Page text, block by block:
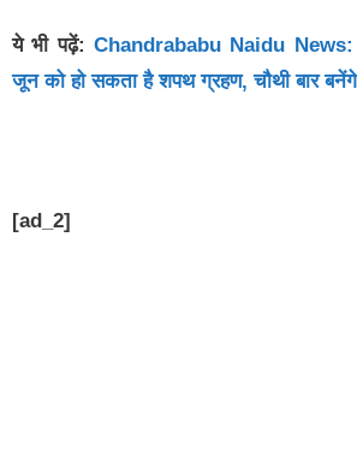
ये भी पढ़ें: Chandrababu Naidu News:
जून को हो सकता है शपथ ग्रहण, चौथी बार
[ad_2]